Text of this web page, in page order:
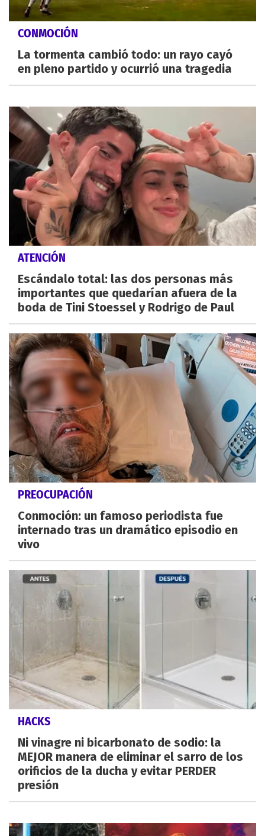
CONMOCIÓN
La tormenta cambió todo: un rayo cayó
en pleno partido y ocurrió una tragedia
ATENCIÓN
Escándalo total: las dos personas más
importantes que quedarían afuera de la
boda de Tini Stoessel y Rodrigo de Paul
PREOCUPACIÓN
Conmoción: un famoso periodista fue
internado tras un dramático episodio en
vivo
HACKS
Ni vinagre ni bicarbonato de sodio: la
MEJOR manera de eliminar el sarro de los
orificios de la ducha y evitar PERDER
presión